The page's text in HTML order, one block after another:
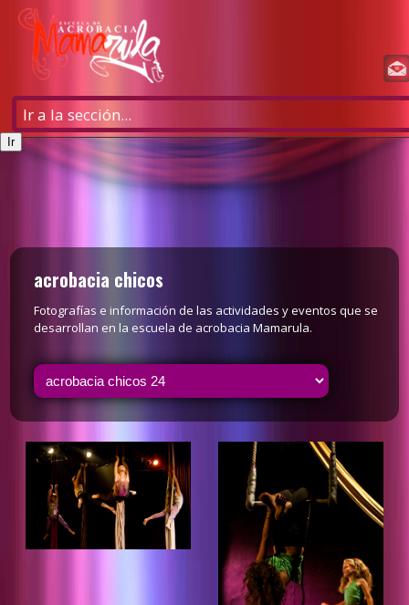
acrobacia chicos
Fotografías e información de las actividades y eventos que se
desarrollan en la escuela de acrobacia Mamarula.